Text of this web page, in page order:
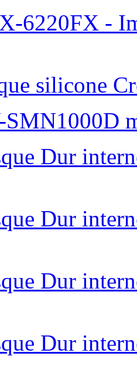
6220FX -
silicone
SMN1000D
Dur
Dur
Dur
Dur